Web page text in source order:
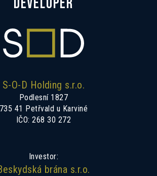
DEVELOPER
S-O-D Holding s.r.o.
Podlesní 1827
735 41 Petřvald u Karviné
IČO: 268 30 272
Investor:
brána s.r.o.